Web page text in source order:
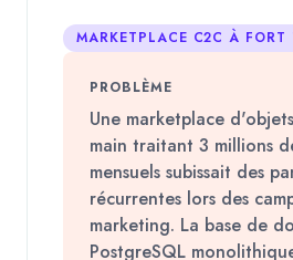
MARKETPLACE C2C À FORT
PROBLÈME
Une marketplace
main traitant 3 millions
mensuels subissait des
récurrentes lors des
marketing. La base de
PostgreSQL